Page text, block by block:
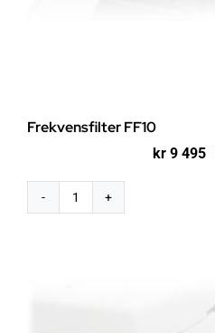
Frekvensfilter FF10
kr 9 495
Frekvensfilter